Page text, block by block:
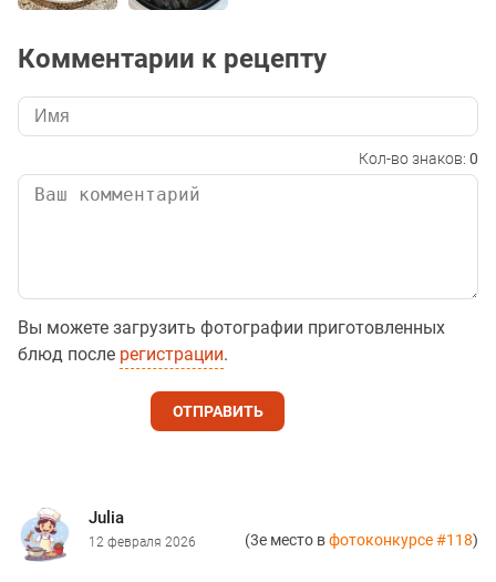
Комментарии к рецепту
Кол-во знаков: 0
Вы можете загрузить фотографии приготовленных
блюд после регистрации.
ОТПРАВИТЬ
(3е место вфотоконкурсе #118)
Julia
12 февраля 2026